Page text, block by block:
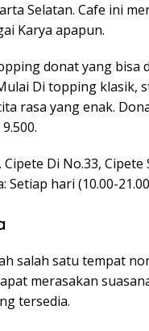
Selatan. Cafe ini
Karya apapun.
donat yang bisa
Di topping klasik,
rasa yang enak.
Cipete Di No.33,
Setiap hari (10.00-
salah satu tempat
merasakan
tersedia.